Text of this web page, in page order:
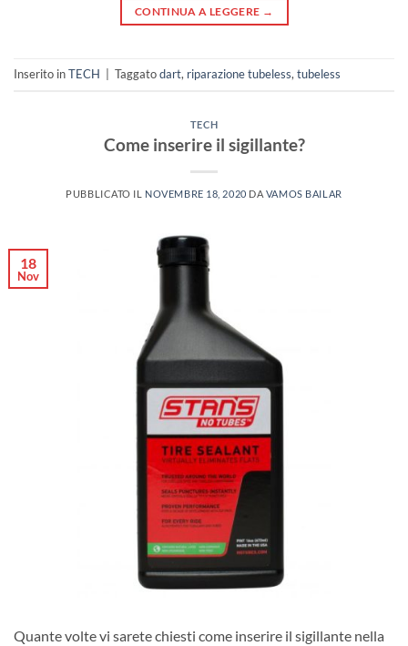
CONTINUA A LEGGERE →
Inserito inTECH Taggatodart, riparazione tubeless, tubeless
TECH
Come inserire il sigillante?
PUBBLICATO IL NOVEMBRE 18, 2020 DA VAMOS BAILAR
18
Nov
Quante volte vi sarete chiesti come inserire il sigillante nella